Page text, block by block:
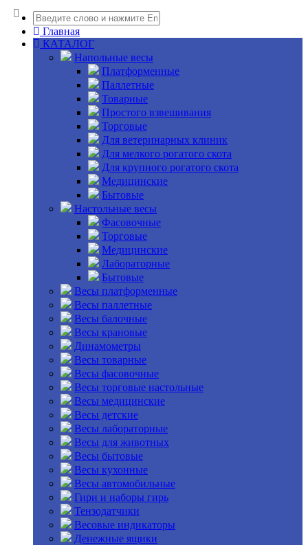
Главная
КАТАЛОГ
Напольные весы
Платформенные
Паллетные
Товарные
Простого взвешивания
Торговые
Для ветеринарных клиник
Для мелкого рогатого скота
Для крупного рогатого скота
Медицинские
Бытовые
Настольные весы
Фасовочные
Торговые
Медицинские
Лабораторные
Бытовые
Весы платформенные
Весы паллетные
Весы балочные
Весы крановые
Динамометры
Весы товарные
Весы фасовочные
Весы торговые настольные
Весы медицинские
Весы детские
Весы лабораторные
Весы для животных
Весы бытовые
Весы кухонные
Весы автомобильные
Гири и наборы гирь
Тензодатчики
Весовые индикаторы
Денежные ящики